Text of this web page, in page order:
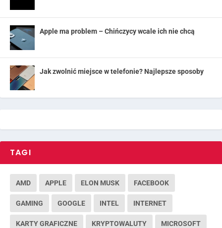
Apple ma problem – Chińczycy wcale ich nie chcą
Jak zwolnić miejsce w telefonie? Najlepsze sposoby
TAGI
AMD APPLE ELON MUSK FACEBOOK
GAMING GOOGLE INTEL INTERNET
KARTY GRAFICZNE KRYPTOWALUTY MICROSOFT